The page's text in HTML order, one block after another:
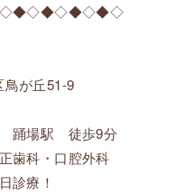
鳥が丘51-9
踊場駅 徒歩9分
歯科・口腔外科
診療！